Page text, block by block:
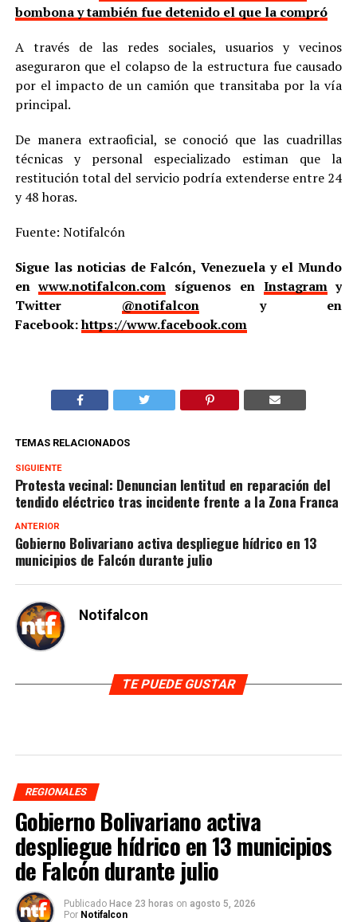
bombona y también fue detenido el que la compró
A través de las redes sociales, usuarios y vecinos
aseguraron que el colapso de la estructura fue causado
por el impacto de un camión que transitaba por la vía
principal.
De manera extraoficial, se conoció que las cuadrillas
técnicas y personal especializado estiman que la
restitución total del servicio podría extenderse entre 24
y 48 horas.
Fuente: Notifalcón
Sigue las noticias de Falcón, Venezuela y el Mundo
enwww.notifalcon.com síguenos en Instagramy
Twitter @notifalcony en
Facebook:https://www.facebook.com
TEMAS RELACIONADOS
SIGUIENTE
Protesta vecinal: Denuncian lentitud en reparación del
tendido eléctrico tras incidente frente a la Zona Franca
ANTERIOR
Gobierno Bolivariano activa despliegue hídrico en 13
municipios de Falcón durante julio
Notifalcon
TE PUEDE GUSTAR
REGIONALES
Gobierno Bolivariano activa
despliegue hídrico en 13 municipios
de Falcón durante julio
Publicado Hace 23 horas on agosto 5, 2026
Por Notifalcon